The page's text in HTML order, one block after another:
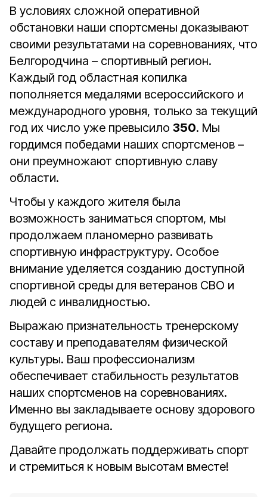
В условиях сложной оперативной
обстановки наши спортсмены доказывают
своими результатами на соревнованиях, что
Белгородчина – спортивный регион.
Каждый год областная копилка
пополняется медалями всероссийского и
международного уровня, только за текущий
год их число уже превысило 350. Мы
гордимся победами наших спортсменов –
они преумножают спортивную славу
области.
Чтобы у каждого жителя была
возможность заниматься спортом, мы
продолжаем планомерно развивать
спортивную инфраструктуру. Особое
внимание уделяется созданию доступной
спортивной среды для ветеранов СВО и
людей с инвалидностью.
Выражаю признательность тренерскому
составу и преподавателям физической
культуры. Ваш профессионализм
обеспечивает стабильность результатов
наших спортсменов на соревнованиях.
Именно вы закладываете основу здорового
будущего региона.
Давайте продолжать поддерживать спорт
и стремиться к новым высотам вместе!